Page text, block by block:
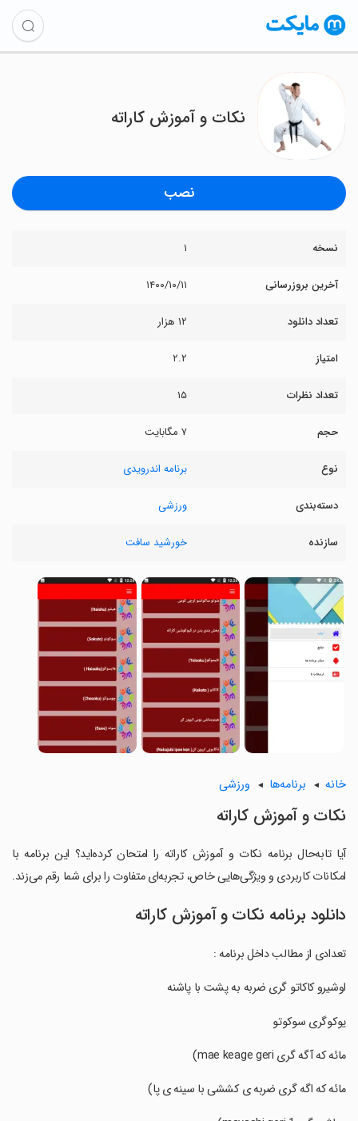
نکات و آموزش کاراته
نصب
نسخه ۱
آخرین بروزرسانی ۱۴۰۰/۱۰/۱۱
تعداد دانلود ۱۲ هزار
امتیاز ۲.۲
تعداد نظرات ۱۵
حجم ۷ مگابایت
نوع برنامه اندرویدی
دسته‌بندی ورزشی
سازنده خورشید سافت
خانه برنامه‌ها ورزشی
نکات و آموزش کاراته
آیا تابه‌حال برنامه نکات و آموزش کاراته را امتحان کرده‌اید؟ این برنامه با
امکانات کاربردی و ویژگی‌هایی خاص، تجربه‌ای متفاوت را برای شما رقم می‌زند.
دانلود برنامه نکات و آموزش کاراته
تعدادی از مطالب داخل برنامه :
‏اوشیرو کاکاتو گری ضربه به پشت با پاشنه
‏یوکوگری سوکوتو
‏مائه که آگه گری mae keage geri)
‏مائه که اگه گری ضربه ی کششی با سینه ی پا)